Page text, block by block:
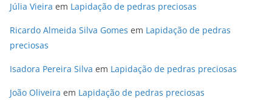
Júlia Vieira em Lapidação de pedras preciosas
Ricardo Almeida Silva Gomes em Lapidação de pedras
preciosas
Isadora Pereira Silva em Lapidação de pedras preciosas
João Oliveira em Lapidação de pedras preciosas